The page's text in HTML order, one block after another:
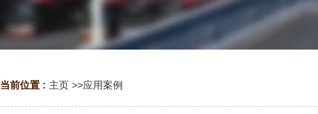
当前位置 : 主页 >>应用案例